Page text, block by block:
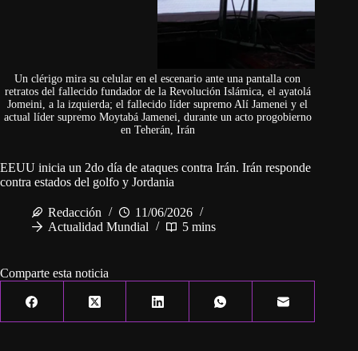
Un clérigo mira su celular en el escenario ante una pantalla con
retratos del fallecido fundador de la Revolución Islámica, el ayatolá
Jomeini, a la izquierda; el fallecido líder supremo Alí Jamenei y el
actual líder supremo Moytabá Jamenei, durante un acto progobierno
en Teherán, Irán
EEUU inicia un 2do día de ataques contra Irán. Irán responde
contra estados del golfo y Jordania
Redacción
11/06/2026
Actualidad Mundial
5 mins
Comparte esta noticia